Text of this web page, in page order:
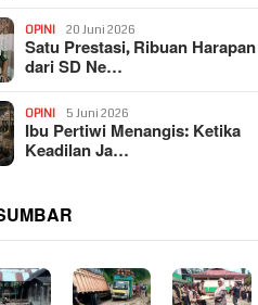
OPINI 20 Juni 2026
Satu Prestasi, Ribuan Harapan
dari SD Ne…
OPINI 5 Juni 2026
Ibu Pertiwi Menangis: Ketika
Keadilan Ja…